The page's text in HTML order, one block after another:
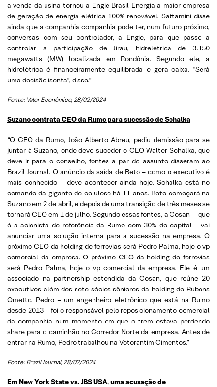
a venda da usina tornou a Engie Brasil Energia a maior empresa
de geração de energia elétrica 100% renovável. Sattamini disse
ainda que a companhia companhia pode ter, num futuro próximo,
conversas com seu controlador, a Engie, para que passe a
controlar a participação de Jirau, hidrelétrica de 3.150
megawatts (MW) localizada em Rondônia. Segundo ele, a
hidrelétrica é financeiramente equilibrada e gera caixa. “Será
uma decisão isenta”, disse.”
Fonte: Valor Econômico, 28/02/2024
Suzano contrata CEO da Rumo para sucessão de Schalka
“O CEO da Rumo, João Alberto Abreu, pediu demissão para se
juntar à Suzano, onde deve suceder o CEO Walter Schalka, que
deve ir para o conselho, fontes a par do assunto disseram ao
Brazil Journal. O anúncio da saída de Beto – como o executivo é
mais conhecido – deve acontecer ainda hoje. Schalka está no
comando da gigante de celulose há 11 anos. Beto começará na
Suzano em 2 de abril, e depois de uma transição de três meses se
tornará CEO em 1 de julho. Segundo essas fontes, a Cosan — que
é a acionista de referência da Rumo com 30% do capital – vai
anunciar uma solução interna para a sucessão na empresa. O
próximo CEO da holding de ferrovias será Pedro Palma, hoje o vp
comercial da empresa. O próximo CEO da holding de ferrovias
será Pedro Palma, hoje o vp comercial da empresa. Ele é um
associado na partnership estendida da Cosan, que reúne 20
executivos além dos sete sócios sêniores da holding de Rubens
Ometto. Pedro – um engenheiro eletrônico que está na Rumo
desde 2013 – foi o responsável pelo reposicionamento comercial
da companhia num momento em que o trem estava perdendo
share para o caminhão no Corredor Norte da empresa. Antes de
entrar na Rumo, Pedro trabalhou na Votorantim Cimentos.”
Fonte: Brazil Journal, 28/02/2024
Em New York State vs. JBS USA, uma acusação de